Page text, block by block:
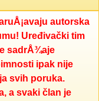
autorska
Uređivački tim
sadrÅ¾aje
ipak nije
svih poruka.
a svaki član je